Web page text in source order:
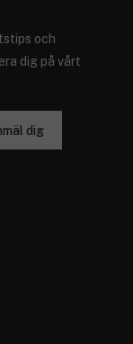
och
dig på vårt
dig